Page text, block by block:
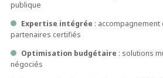
publique
Expertise intégrée :
partenaires certifiés
Optimisation budgétaire : solutions
négociés